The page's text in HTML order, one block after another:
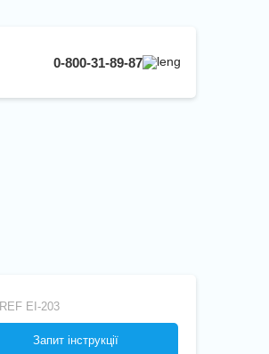
0-800-31-89-87
REF EI-203
Запит інструкції